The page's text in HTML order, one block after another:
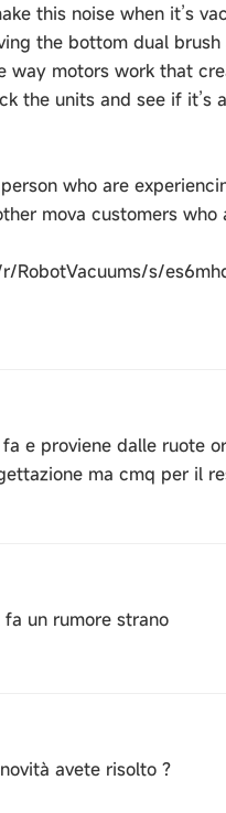
this noise when it’s
the bottom dual
way motors work that
the units and see if
who are
mova customers
s/
e proviene dalle ruote
ma cmq per il
un rumore strano
avete risolto ?